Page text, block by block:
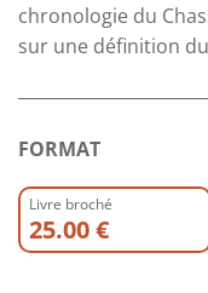
chronologie du
sur une définition
FORMAT
Livre broché
25.00 €